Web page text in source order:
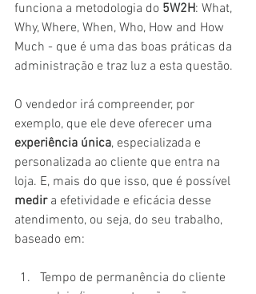
funciona a metodologia do 5W2H: What,
Why, Where, When, Who, How and How
Much - que é uma das boas práticas da
administração e traz luz a esta questão.
O vendedor irá compreender, por
exemplo, que ele deve oferecer uma
experiência única, especializada e
personalizada ao cliente que entra na
loja. E, mais do que isso, que é possível
medir a efetividade e eficácia desse
atendimento, ou seja, do seu trabalho,
baseado em:
Tempo de permanência do cliente